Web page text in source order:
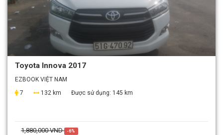
Toyota Innova 2017
EZBOOK VIỆT NAM
7
132 km Được sử dụng: 145 km
1,880,000 VND -6%